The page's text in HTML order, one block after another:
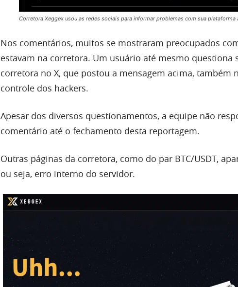
Corretora Xeggex usou as redes sociais para informar problemas com sua plataforma
Nos comentários, muitos se mostraram preocupados
estavam na corretora. Um usuário até mesmo questiona
corretora no X, que postou a mensagem acima, também
controle dos hackers.
Apesar dos diversos questionamentos, a equipe não
comentário até o fechamento desta reportagem.
Outras páginas da corretora, como do par BTC/USDT,
ou seja, erro interno do servidor.